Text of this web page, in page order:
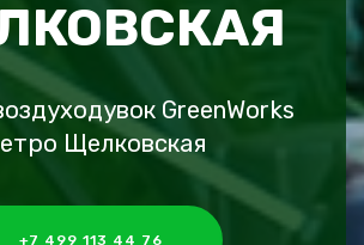
GreenWorks
Щелковская
+7 499 113 44 76